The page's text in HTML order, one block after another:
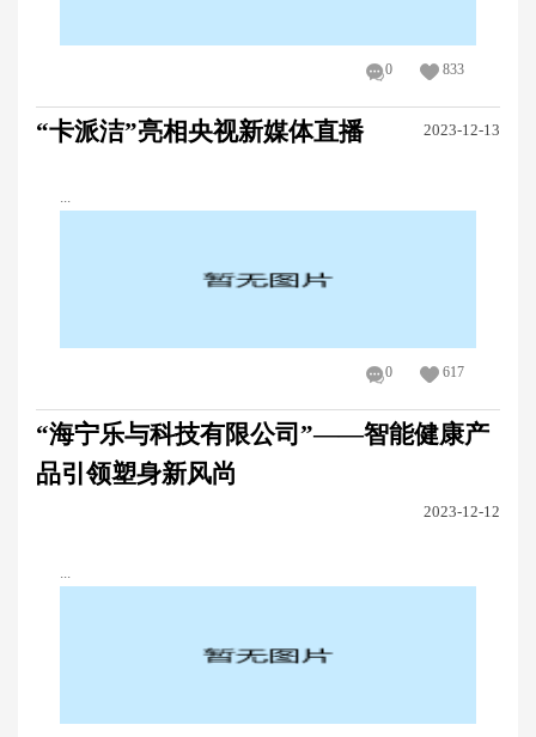
0 833
“卡派洁”亮相央视新媒体直播 2023-12-13
...
0 617
“海宁乐与科技有限公司”——智能健康产
品引领塑身新风尚
2023-12-12
...